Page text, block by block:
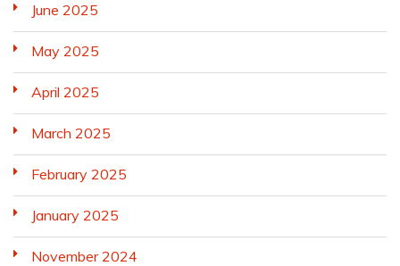
June 2025
May 2025
April 2025
March 2025
February 2025
January 2025
November 2024